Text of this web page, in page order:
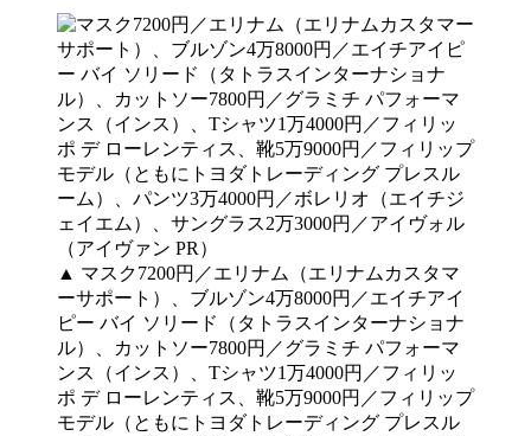
▲ マスク7200円／エリナム（エリナムカスタマ
ーサポート）、ブルゾン4万8000円／エイチアイ
ピー バイ ソリード（タトラスインターナショナ
ル）、カットソー7800円／グラミチ パフォーマ
ンス（インス）、Tシャツ1万4000円／フィリッ
ポ デ ローレンティス、靴5万9000円／フィリップ
モデル（ともにトヨダトレーディング プレスル